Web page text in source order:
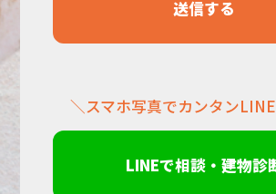
＼スマホ写真でカンタン
LINEで相談・建物診